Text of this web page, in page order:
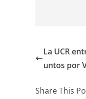
La UCR
untos por
Share This